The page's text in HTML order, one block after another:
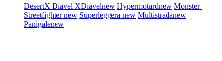
DesertX Diavel XDiavelnew Hypermotardnew Monster
Streetfighternew Superleggera new Multistradanew
Panigalenew